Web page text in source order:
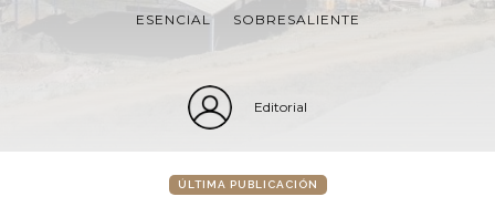
ESENCIAL SOBRESALIENTE
Editorial
ÚLTIMA PUBLICACIÓN